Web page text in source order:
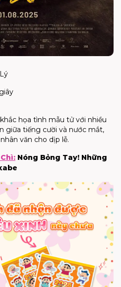
họa tình mẫu tử với nhiều
giữa tiếng cười và nước mắt,
văn cho dịp lễ.
Nóng Bỏng Tay! Những